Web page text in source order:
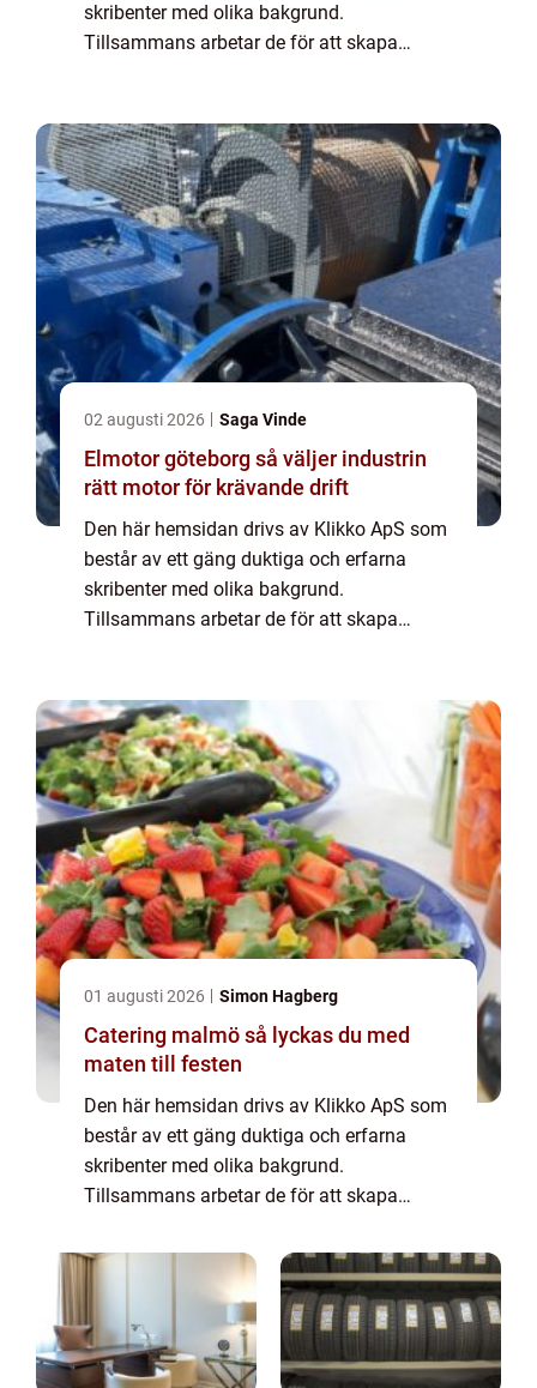
skribenter med olika bakgrund.
Tillsammans arbetar de för att skapa
massa olika ...
02 augusti 2026 Saga Vinde
Elmotor göteborg så väljer industrin
rätt motor för krävande drift
Den här hemsidan drivs av Klikko ApS som
består av ett gäng duktiga och erfarna
skribenter med olika bakgrund.
Tillsammans arbetar de för att skapa
massa olika ...
01 augusti 2026 Simon Hagberg
Catering malmö så lyckas du med
maten till festen
Den här hemsidan drivs av Klikko ApS som
består av ett gäng duktiga och erfarna
skribenter med olika bakgrund.
Tillsammans arbetar de för att skapa
utmanande det är att läsa och genomgå en